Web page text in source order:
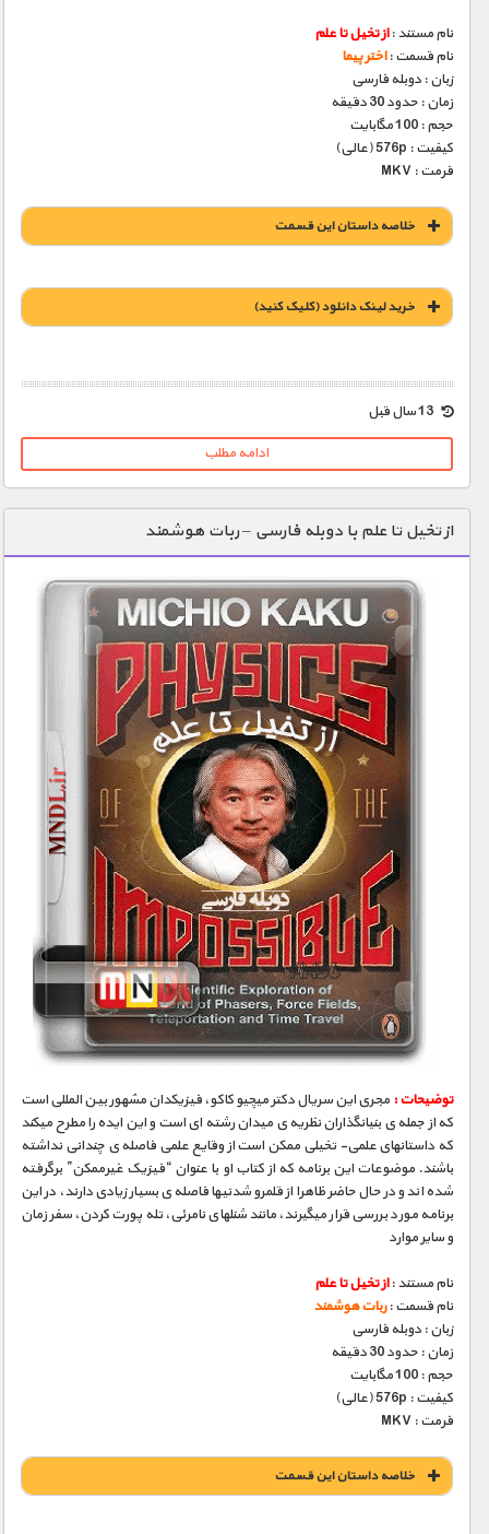
نام مستند :از تخیل تا علم
نام قسمت :اختر پیما
زبان : دوبله فارسی
زمان : حدود 30 دقیقه
حجم : 100 مگابایت
کیفیت : 576p (عالی)
فرمت : MKV
خلاصه داستان این قسمت
خريد لينک دانلود (کليک کنيد)
1900 تومان – خريد لينک دانلود (افزودن به سبد خريد)
ادامه مطلب
از تخیل تا علم با دوبله فارسی – ربات هوشمند
توضیحات : مجری­ این سریال دکتر میچیو کاکو، فیزیکدان مشهور بین­ المللی است
که از جمله­ ی بنیانگذاران نظریه­ ی میدان رشته ­ای است و این ایده را مطرح می­کند
که داستانهای علمی- تخیلی ممکن است از وقایع علمی فاصله­ ی چندانی نداشته
باشند. موضوعات این برنامه که از کتاب او با عنوان “فیزیک غیرممکن” برگرفته
شده­ اند و در حال حاضر ظاهرا از قلمرو شدنی­ها فاصله­ ی بسیار زیادی دارند، در این
برنامه مورد بررسی قرار می­گیرند، مانند شنلهای نامرئی، تله­ پورت کردن، سفر زمان
و سایر موارد
نام مستند :از تخیل تا علم
نام قسمت :ربات هوشمند
زبان : دوبله فارسی
زمان : حدود 30 دقیقه
حجم : 100 مگابایت
کیفیت : 576p (عالی)
فرمت : MKV
خلاصه داستان این قسمت